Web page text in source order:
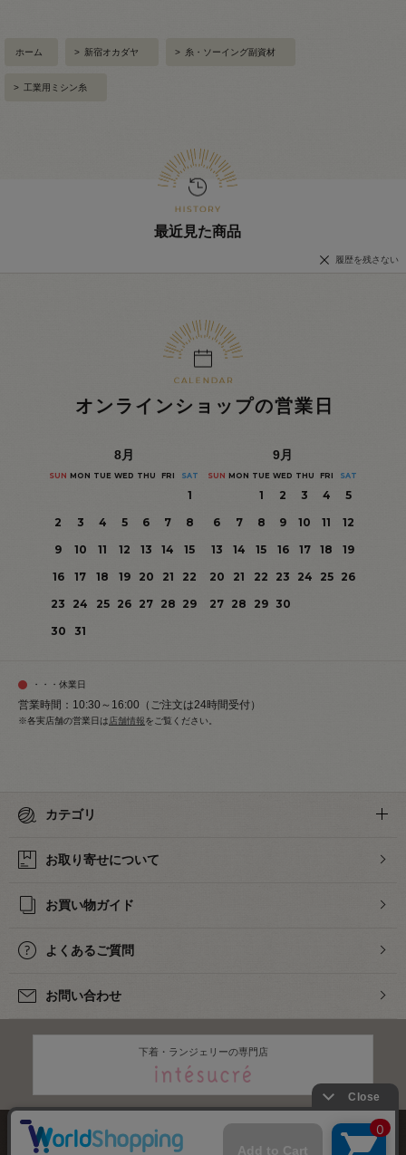
ホーム > 新宿オカダヤ > 糸・ソーイング副資材
> 工業用ミシン糸
最近見た商品
履歴を残さない
オンラインショップの営業日
8月
SUN MON TUE WED THU FRI SAT
1
2
3 4 5 6 7
8
9
10 11 12 13 14
15
16
17 18 19 20 21
22
23
24 25 26 27 28 29
30
31
9月
SUN MON TUE WED THU FRI SAT
1 2 3 4
5
6
7 8 9 10 11
12
13
14 15 16 17 18
19
20
21 22 23 24 25
26
27 28 29 30
・・・休業日
営業時間：10:30～16:00（ご注文は24時間受付）
※各実店舗の営業日は 店舗情報をご覧ください。
カテゴリ
お取り寄せについて
お買い物ガイド
よくあるご質問
お問い合わせ
下着・ランジェリーの専門店
株式会社オカダヤ